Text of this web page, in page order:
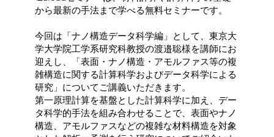
から最新の手法まで学べる無料セミナーです。
今回は「ナノ構造データ科学編」として、東京大
学大学院工学系研究科教授の渡邉聡様を講師にお
迎えし、「表面・ナノ構造・アモルファス等の複
雑構造に関する計算科学およびデータ科学による
研究」についてご講義いただきます。
第一原理計算を基盤とした計算科学に加え、デー
タ科学的手法を組み合わせることで、表面やナノ
構造、アモルファスなどの複雑な材料構造を対象